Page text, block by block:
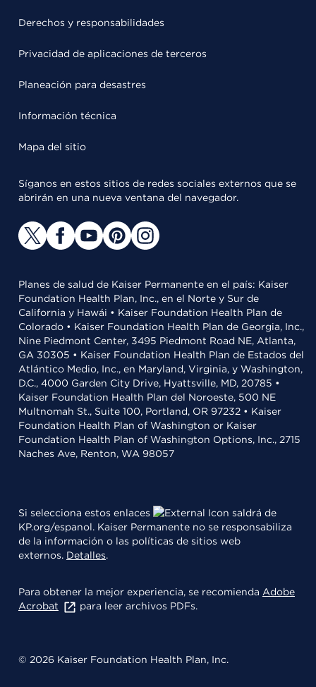
Derechos y responsabilidades
Privacidad de aplicaciones de terceros
Planeación para desastres
Información técnica
Mapa del sitio
Síganos en estos sitios de redes sociales externos que se
abrirán en una nueva ventana del navegador.
Planes de salud de Kaiser Permanente en el país: Kaiser
Foundation Health Plan, Inc., en el Norte y Sur de
California y Hawái • Kaiser Foundation Health Plan de
Colorado • Kaiser Foundation Health Plan de Georgia, Inc.,
Nine Piedmont Center, 3495 Piedmont Road NE, Atlanta,
GA 30305 • Kaiser Foundation Health Plan de Estados del
Atlántico Medio, Inc., en Maryland, Virginia, y Washington,
D.C., 4000 Garden City Drive, Hyattsville, MD, 20785 •
Kaiser Foundation Health Plan del Noroeste, 500 NE
Multnomah St., Suite 100, Portland, OR 97232 • Kaiser
Foundation Health Plan of Washington or Kaiser
Foundation Health Plan of Washington Options, Inc., 2715
Naches Ave, Renton, WA 98057
Si selecciona estos enlaces
saldrá de
KP.org/espanol. Kaiser Permanente no se responsabiliza
de la información o las políticas de sitios web
externos. Detalles.
Para obtener la mejor experiencia, se recomienda Adobe
Acrobat
para leer archivos PDFs.
© 2026 Kaiser Foundation Health Plan, Inc.